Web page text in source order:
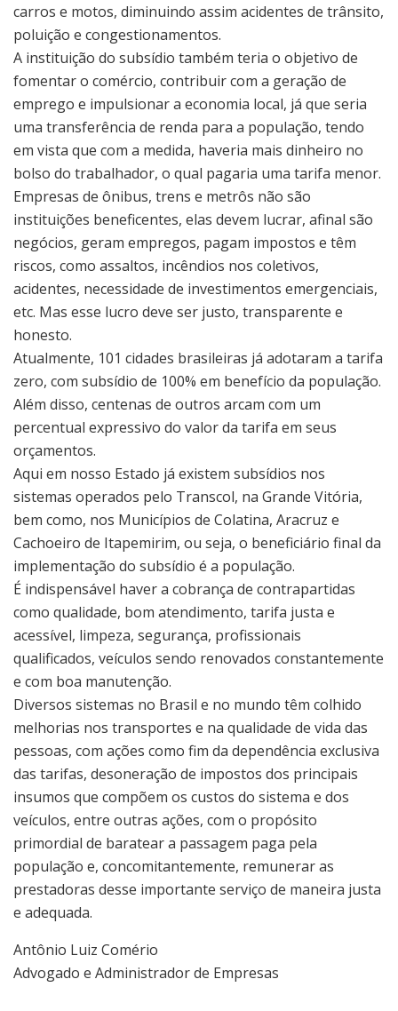
carros e motos, diminuindo assim acidentes de trânsito,
poluição e congestionamentos.
A instituição do subsídio também teria o objetivo de
fomentar o comércio, contribuir com a geração de
emprego e impulsionar a economia local, já que seria
uma transferência de renda para a população, tendo
em vista que com a medida, haveria mais dinheiro no
bolso do trabalhador, o qual pagaria uma tarifa menor.
Empresas de ônibus, trens e metrôs não são
instituições beneficentes, elas devem lucrar, afinal são
negócios, geram empregos, pagam impostos e têm
riscos, como assaltos, incêndios nos coletivos,
acidentes, necessidade de investimentos emergenciais,
etc. Mas esse lucro deve ser justo, transparente e
honesto.
Atualmente, 101 cidades brasileiras já adotaram a tarifa
zero, com subsídio de 100% em benefício da população.
Além disso, centenas de outros arcam com um
percentual expressivo do valor da tarifa em seus
orçamentos.
Aqui em nosso Estado já existem subsídios nos
sistemas operados pelo Transcol, na Grande Vitória,
bem como, nos Municípios de Colatina, Aracruz e
Cachoeiro de Itapemirim, ou seja, o beneficiário final da
implementação do subsídio é a população.
É indispensável haver a cobrança de contrapartidas
como qualidade, bom atendimento, tarifa justa e
acessível, limpeza, segurança, profissionais
qualificados, veículos sendo renovados constantemente
e com boa manutenção.
Diversos sistemas no Brasil e no mundo têm colhido
melhorias nos transportes e na qualidade de vida das
pessoas, com ações como fim da dependência exclusiva
das tarifas, desoneração de impostos dos principais
insumos que compõem os custos do sistema e dos
veículos, entre outras ações, com o propósito
primordial de baratear a passagem paga pela
população e, concomitantemente, remunerar as
prestadoras desse importante serviço de maneira justa
e adequada.
Antônio Luiz Comério
Advogado e Administrador de Empresas